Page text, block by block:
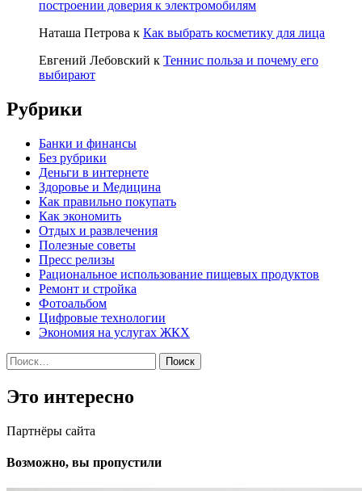
построении доверия к электромобилям
Наташа Петрова к Как выбрать косметику для лица
Евгений Лебовский к Теннис польза и почему его
выбирают
Рубрики
Банки и финансы
Без рубрики
Деньги в интернете
Здоровье и Медицина
Как правильно покупать
Как экономить
Отдых и развлечения
Полезные советы
Пресс релизы
Рациональное использование пищевых продуктов
Ремонт и стройка
Фотоальбом
Цифровые технологии
Экономия на услугах ЖКХ
Найти:
Это интересно
Партнёры сайта
Возможно, вы пропустили